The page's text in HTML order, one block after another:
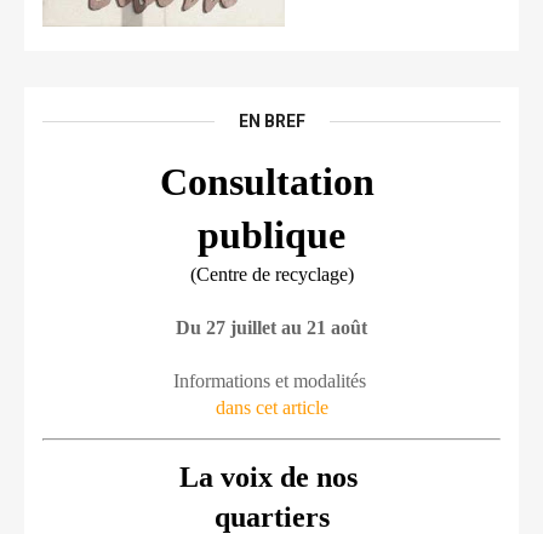
EN BREF
Consultation
publique
(Centre de recyclage)
Du 27 juillet au 21 août
Informations et modalités
dans cet article
La voix de nos
quartiers